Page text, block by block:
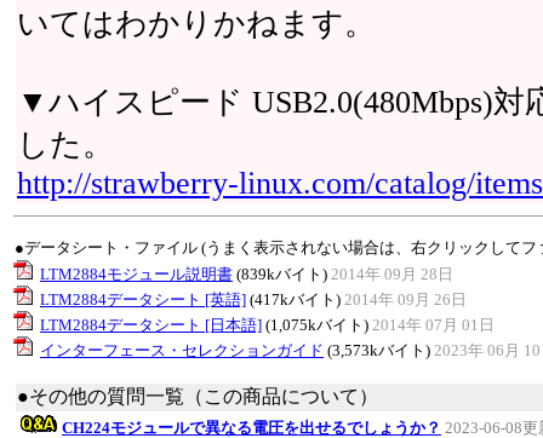
いてはわかりかねます。
▼ハイスピード USB2.0(480Mbps)
した。
http://strawberry-linux.com/catalog/
●データシート・ファイル (うまく表示されない場合は、右クリックして
LTM2884モジュール説明書 (839kバイト) 2014年 09月 28日
LTM2884データシート [英語] (417kバイト) 2014年 09月 26日
LTM2884データシート [日本語] (1,075kバイト) 2014年 07月 01日
インターフェース・セレクションガイド (3,573kバイト) 2023年 06月
●その他の質問一覧（この商品について）
CH224モジュールで異なる電圧を出せるでしょうか？ 2023-06-08更